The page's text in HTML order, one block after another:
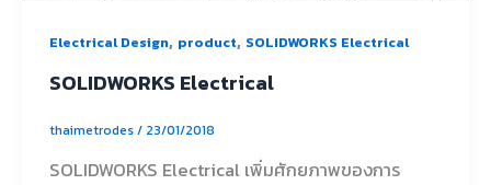
Electrical Design, product, SOLIDWORKS Electrical
SOLIDWORKS Electrical
thaimetrodes/ 23/01/2018
SOLIDWORKS Electrical เพิ่มศักยภาพของการ